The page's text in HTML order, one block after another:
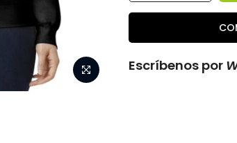
Escríbenos por